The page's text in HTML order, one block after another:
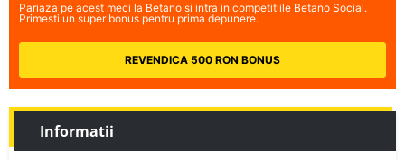
Pariaza pe acest meci la Betano si intra in competitiile Betano Social.
Primesti un super bonus pentru prima depunere.
REVENDICA 500 RON BONUS
Informatii